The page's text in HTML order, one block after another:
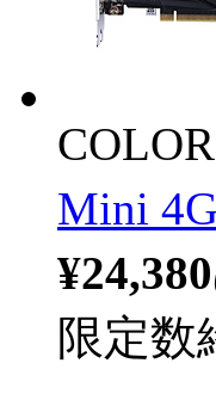
Mini
¥24,380
限定数